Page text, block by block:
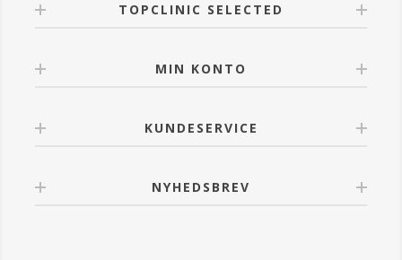
TOPCLINIC SELECTED
MIN KONTO
KUNDESERVICE
NYHEDSBREV